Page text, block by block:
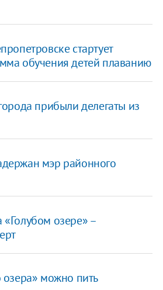
стартует
обучения детей плаванию
прибыли делегаты из
мэр районного
озере» –
озера» можно пить